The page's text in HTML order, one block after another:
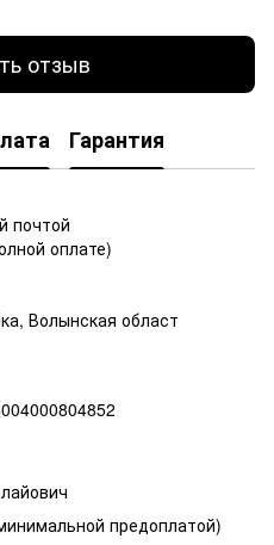
отзыв
Гарантия
почтой
оплате)
Волынская област
предоплатой)